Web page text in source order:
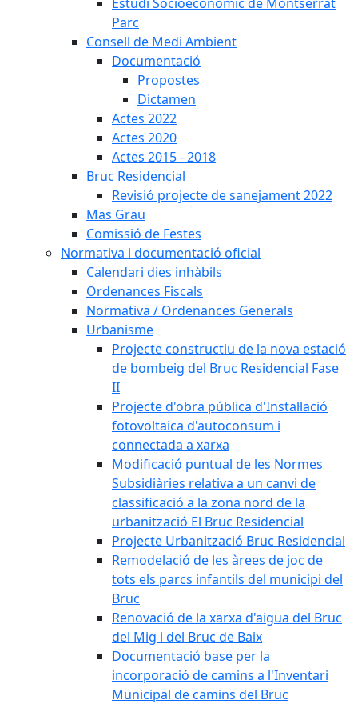
Parc
Consell de Medi Ambient
Documentació
Propostes
Dictamen
Actes 2022
Actes 2020
Actes 2015 - 2018
Bruc Residencial
Revisió projecte de sanejament 2022
Mas Grau
Comissió de Festes
Normativa i documentació oficial
Calendari dies inhàbils
Ordenances Fiscals
Normativa / Ordenances Generals
Urbanisme
Projecte constructiu de la nova estació
de bombeig del Bruc Residencial Fase
II
Projecte d'obra pública d'Instal·lació
fotovoltaica d'autoconsum i
connectada a xarxa
Modificació puntual de les Normes
Subsidiàries relativa a un canvi de
classificació a la zona nord de la
urbanització El Bruc Residencial
Projecte Urbanització Bruc Residencial
Remodelació de les àrees de joc de
tots els parcs infantils del municipi del
Bruc
Renovació de la xarxa d'aigua del Bruc
del Mig i del Bruc de Baix
Documentació base per la
incorporació de camins a l'Inventari
Municipal de camins del Bruc